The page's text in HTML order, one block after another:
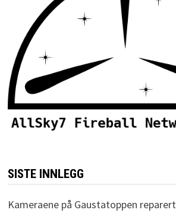
SISTE INNLEGG
Kameraene på Gaustatoppen reparert